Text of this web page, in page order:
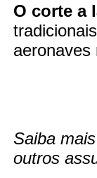
O corte a
aeronaves
Saiba
outros